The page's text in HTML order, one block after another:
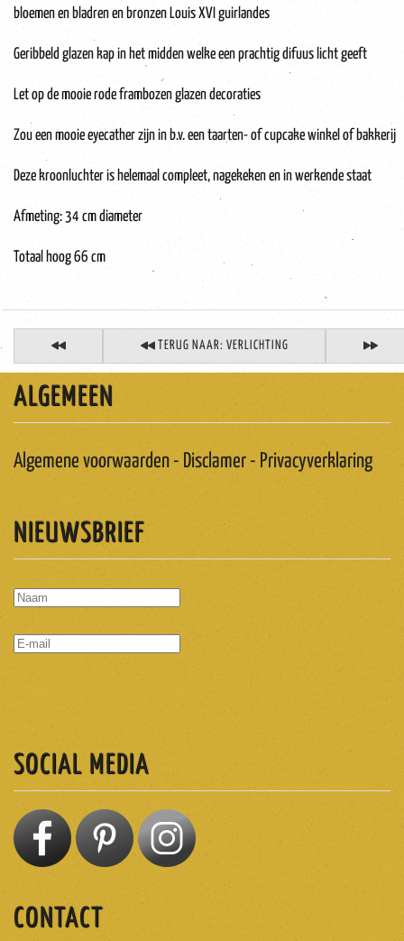
bloemen en bladren en bronzen Louis XVI guirlandes
Geribbeld glazen kap in het midden welke een prachtig difuus licht geeft
Let op de mooie rode frambozen glazen decoraties
Zou een mooie eyecather zijn in b.v. een taarten- of cupcake winkel of bakkerij
Deze kroonluchter is helemaal compleet, nagekeken en in werkende staat
Afmeting: 34 cm diameter
Totaal hoog 66 cm
TERUG NAAR: VERLICHTING
ALGEMEEN
Algemene voorwaarden - Disclamer - Privacyverklaring
NIEUWSBRIEF
SOCIAL MEDIA
CONTACT